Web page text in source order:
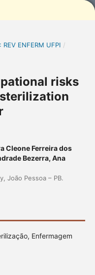
ENFERM UFPI /
risks
Cleone Ferreira dos
Bezerra, Ana
João Pessoa – PB.
Enfermagem